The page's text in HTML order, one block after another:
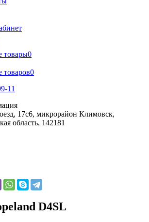
товары0
товаров0
11
17с6, микрорайон Климовск,
область, 142181
D4SL